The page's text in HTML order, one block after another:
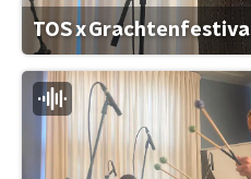
TOS x Grachtenfestival